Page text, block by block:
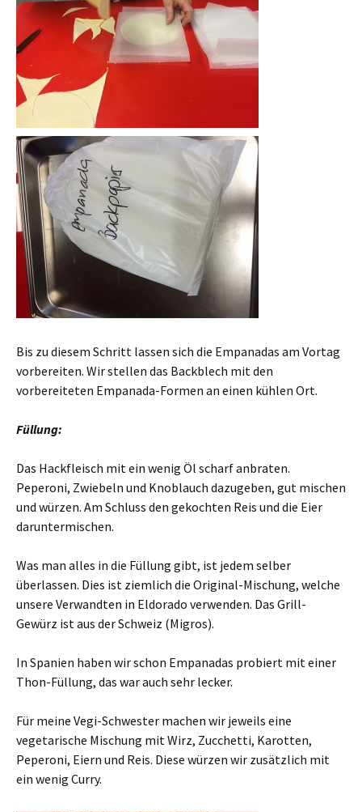
Bis zu diesem Schritt lassen sich die Empanadas am Vortag
vorbereiten. Wir stellen das Backblech mit den
vorbereiteten Empanada-Formen an einen kühlen Ort.
Füllung:
Das Hackfleisch mit ein wenig Öl scharf anbraten.
Peperoni, Zwiebeln und Knoblauch dazugeben, gut mischen
und würzen. Am Schluss den gekochten Reis und die Eier
daruntermischen.
Was man alles in die Füllung gibt, ist jedem selber
überlassen. Dies ist ziemlich die Original-Mischung, welche
unsere Verwandten in Eldorado verwenden. Das Grill-
Gewürz ist aus der Schweiz (Migros).
In Spanien haben wir schon Empanadas probiert mit einer
Thon-Füllung, das war auch sehr lecker.
Für meine Vegi-Schwester machen wir jeweils eine
vegetarische Mischung mit Wirz, Zucchetti, Karotten,
Peperoni, Eiern und Reis. Diese würzen wir zusätzlich mit
ein wenig Curry.